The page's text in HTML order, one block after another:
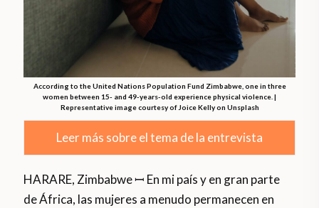
According to the United Nations Population Fund Zimbabwe, one in three
women between 15- and 49-years-old experience physical violence. |
Representative image courtesy of Joice Kelly on Unsplash
Leer más sobre el tema de la entrevista
HARARE, Zimbabwe ꟷ En mi país y en gran parte
de África, las mujeres a menudo permanecen en